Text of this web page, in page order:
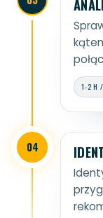
1-2 H /
04